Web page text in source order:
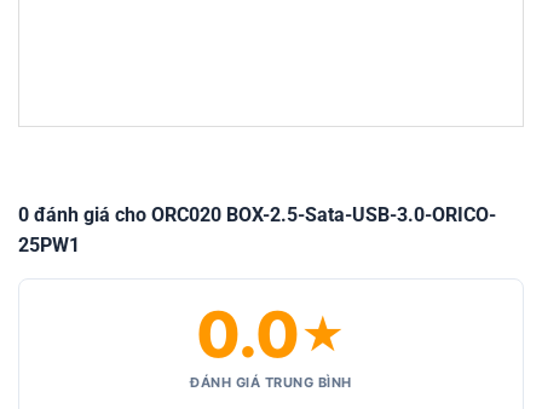
0 đánh giá cho ORC020 BOX-2.5-Sata-USB-3.0-ORICO-
25PW1
0.0★
ĐÁNH GIÁ TRUNG BÌNH